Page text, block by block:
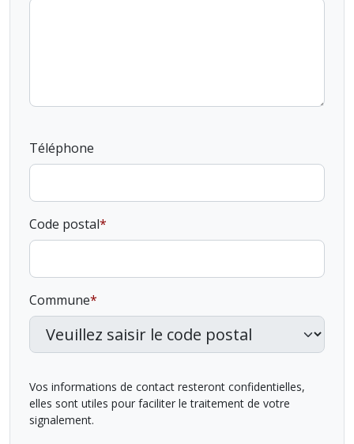
Téléphone
Code postal
Commune
Vos informations de contact resteront confidentielles,
elles sont utiles pour faciliter le traitement de votre
signalement.